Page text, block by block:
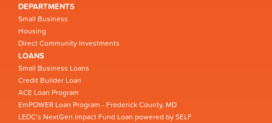
DEPARTMENTS
Small Business
Housing
Direct Community Investments
LOANS
Small Business Loans
Credit Builder Loan
ACE Loan Program
EmPOWER Loan Program - Frederick County, MD
LEDC’s NextGen Impact Fund Loan powered by SELF